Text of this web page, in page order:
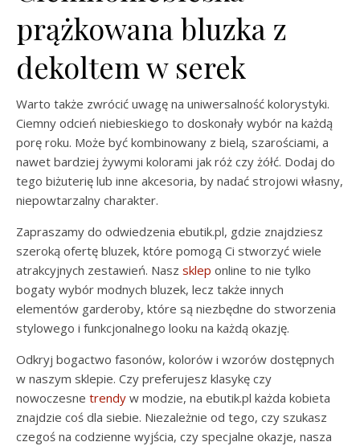
prążkowana bluzka z
dekoltem w serek
Warto także zwrócić uwagę na uniwersalność kolorystyki.
Ciemny odcień niebieskiego to doskonały wybór na każdą
porę roku. Może być kombinowany z bielą, szarościami, a
nawet bardziej żywymi kolorami jak róż czy żółć. Dodaj do
tego biżuterię lub inne akcesoria, by nadać strojowi własny,
niepowtarzalny charakter.
Zapraszamy do odwiedzenia ebutik.pl, gdzie znajdziesz
szeroką ofertę bluzek, które pomogą Ci stworzyć wiele
atrakcyjnych zestawień. Nasz sklep online to nie tylko
bogaty wybór modnych bluzek, lecz także innych
elementów garderoby, które są niezbędne do stworzenia
stylowego i funkcjonalnego looku na każdą okazję.
Odkryj bogactwo fasonów, kolorów i wzorów dostępnych
w naszym sklepie. Czy preferujesz klasykę czy
nowoczesne trendy w modzie, na ebutik.pl każda kobieta
znajdzie coś dla siebie. Niezależnie od tego, czy szukasz
czegoś na codzienne wyjścia, czy specjalne okazje, nasza